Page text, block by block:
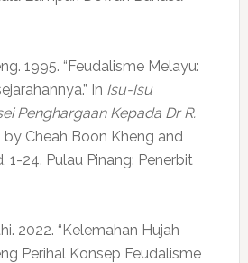
1995. “Feudalisme Melayu:
In Isu-Isu
Penghargaan Kepada Dr R.
by Cheah Boon Kheng and
1-24. Pulau Pinang: Penerbit
2022. “Kelemahan Hujah
Perihal Konsep Feudalisme